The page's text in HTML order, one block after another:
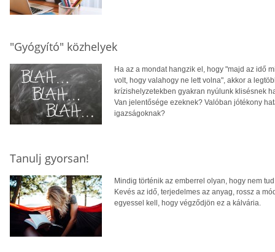
"Gyógyító" közhelyek
Ha az a mondat hangzik el, hogy "majd az idő
volt, hogy valahogy ne lett volna", akkor a
krízishelyzetekben gyakran nyúlunk klisésnek
Van jelentősége ezeknek? Valóban jótékony
igazságoknak?
Tanulj gyorsan!
Mindig történik az emberrel olyan, hogy nem
Kevés az idő, terjedelmes az anyag, rossz a
egyessel kell, hogy végződjön ez a kálvária.